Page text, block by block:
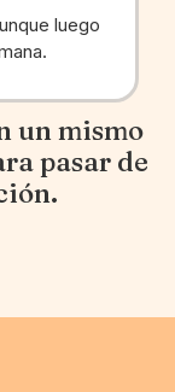
luego
un mismo
pasar de